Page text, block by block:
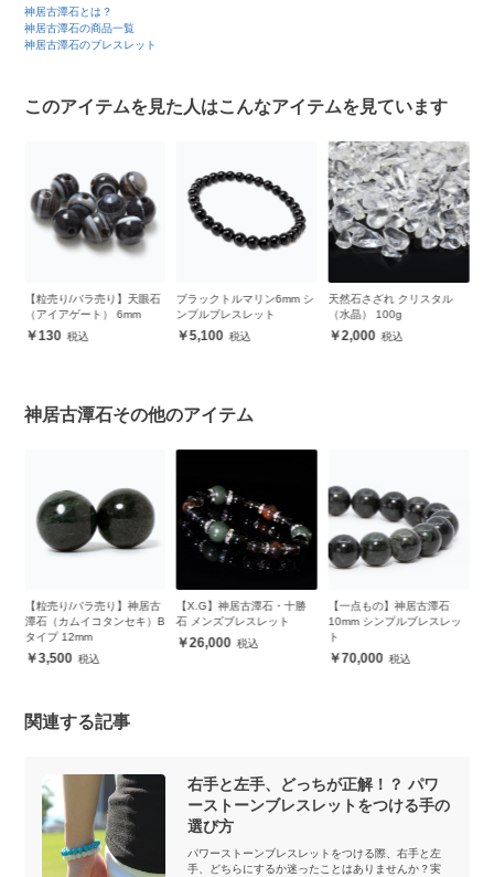
神居古潭石とは？
神居古潭石の商品一覧
神居古潭石のブレスレット
このアイテムを見た人はこんなアイテムを見ています
【粒売り/バラ売り】天眼石
（アイアゲート） 6mm
130
ブラックトルマリン6mm シ
ンプルブレスレット
5,100
天然石さざれ クリスタル
（水晶） 100g
2,000
神居古潭石その他のアイテム
【粒売り/バラ売り】神居古
潭石（カムイコタンセキ）B
タイプ 12mm
3,500
【X.G】神居古潭石・十勝
石 メンズブレスレット
26,000
【一点もの】神居古潭石
10mm シンプルブレスレッ
ト
70,000
関連する記事
右手と左手、どっちが正解！？ パワ
ーストーンブレスレットをつける手の
選び方
パワーストーンブレスレットをつける際、右手と左
手、どちらにするか迷ったことはありませんか？実